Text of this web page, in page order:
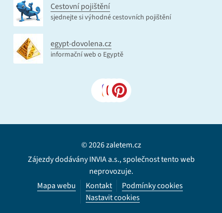
Cestovní pojištění
sjednejte si výhodné cestovních pojištění
egypt-dovolena.cz
informační web o Egyptě
© 2026 zaletem.cz
Zájezdy dodávány INVIA a.s., společnost tento web
neprovozuje.
Mapa webu
Kontakt
Podmínky cookies
Nastavit cookies